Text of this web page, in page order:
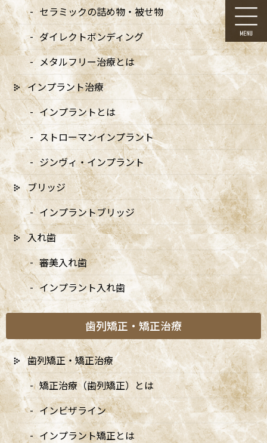
コ
ン
テ
ン
ツ
に
移
動
ナ
ビ
ゲ
ー
シ
ョ
ン
に
移
動 メディア
HOME メディア prdr1 – 2_アートボード 1-02
2024/09/05
prdr1 – 2_アートボード 1-02
セラミックの詰め物・被せ物
ダイレクトボンディング
メタルフリー治療とは
インプラント治療
インプラントとは
ストローマンインプラント
ジンヴィ・インプラント
ブリッジ
インプラントブリッジ
入れ歯
審美入れ歯
インプラント入れ歯
歯列矯正・矯正治療
歯列矯正・矯正治療
矯正治療（歯列矯正）とは
インビザライン
インプラント矯正とは